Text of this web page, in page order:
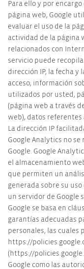
Para ello y por
página web, Google
evaluar el uso de la
actividad de la página
relacionados con
servicio puede
dirección IP, la fecha y
acceso, información
utilizados por usted,
(página web a través
web), datos referentes
La dirección IP
Google Analytics no
Google. Google
el almacenamiento
que permiten un
generada sobre su
un servidor de Google
Google se basa en
garantías adecuadas
personales, las cuales
https://
(https://
Google como las